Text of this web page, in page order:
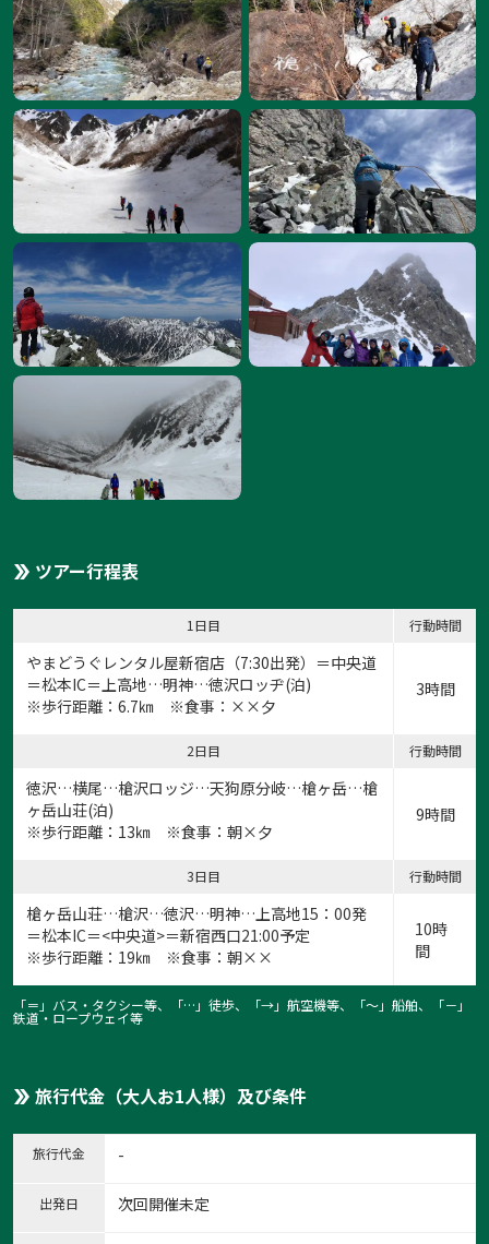
ツアー行程表
1日目 行動時間
やまどうぐレンタル屋新宿店 （7:30出発）＝中央道
＝松本IC＝上高地…明神…徳沢ロッヂ(泊)
※歩行距離：6.7㎞ ※食事：××夕
3時間
2日目 行動時間
徳沢…横尾…槍沢ロッジ…天狗原分岐…槍ヶ岳…槍
ヶ岳山荘(泊)
※歩行距離：13㎞ ※食事：朝×夕
9時間
3日目 行動時間
槍ヶ岳山荘…槍沢…徳沢…明神…上高地15：00発
＝松本IC＝<中央道>＝新宿西口21:00予定
※歩行距離：19㎞ ※食事：朝××
10時
間
「＝」バス・タクシー等、「…」徒歩、「→」航空機等、「〜」船舶、「－」
鉄道・ロープウェイ等
旅行代金（大人お1人様）及び条件
旅行代金 -
出発日 次回開催未定